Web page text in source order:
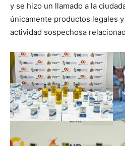
y se hizo un llamado a la
únicamente productos legales
actividad sospechosa